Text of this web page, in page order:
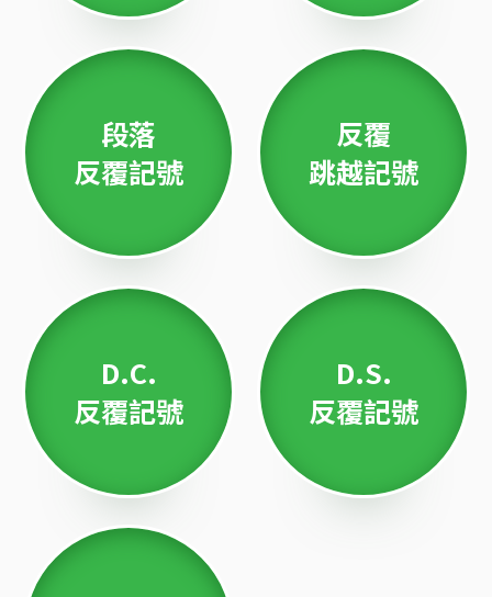
段落
反覆記號
反覆
跳越記號
D.C.
反覆記號
D.S.
反覆記號